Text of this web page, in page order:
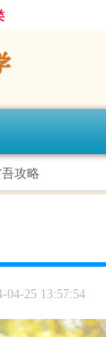
攻略
04-25 13:57:54